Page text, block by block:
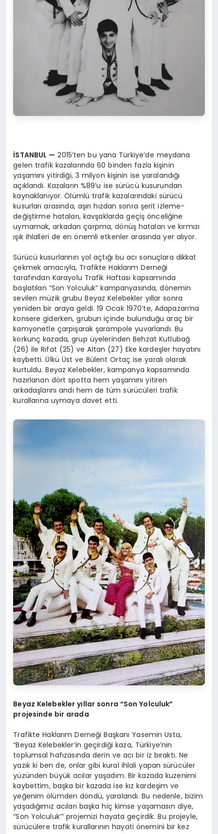
İSTANBUL — 2015’ten bu yana Türkiye’de meydana
gelen trafik kazalarında 60 binden fazla kişinin
yaşamını yitirdiği, 3 milyon kişinin ise yaralandığı
açıklandı. Kazaların %89’u ise sürücü kusurundan
kaynaklanıyor. Ölümlü trafik kazalarındaki sürücü
kusurları arasında, aşırı hızdan sonra şerit izleme-
değiştirme hataları, kavşaklarda geçiş önceliğine
uymamak, arkadan çarpma, dönüş hataları ve kırmızı
ışık ihlalleri de en önemli etkenler arasında yer alıyor.
Sürücü kusurlarının yol açtığı bu acı sonuçlara dikkat
çekmek amacıyla, Trafikte Haklarım Derneği
tarafından Karayolu Trafik Haftası kapsamında
başlatılan “Son Yolculuk” kampanyasında, dönemin
sevilen müzik grubu Beyaz Kelebekler yıllar sonra
yeniden bir araya geldi. 19 Ocak 1970’te, Adapazarı’na
konsere giderken, grubun içinde bulunduğu araç bir
kamyonetle çarpışarak şarampole yuvarlandı. Bu
korkunç kazada, grup üyelerinden Behzat Kutlubağ
(26) ile Rıfat (25) ve Altan (27) Eke kardeşler hayatını
kaybetti. Ülkü Üst ve Bülent Ortaç ise yaralı olarak
kurtuldu. Beyaz Kelebekler, kampanya kapsamında
hazırlanan dört spotta hem yaşamını yitiren
arkadaşlarını andı hem de tüm sürücüleri trafik
kurallarına uymaya davet etti.
Beyaz Kelebekler yıllar sonra “Son Yolculuk”
projesinde bir arada
Trafikte Haklarım Derneği Başkanı Yasemin Usta,
“Beyaz Kelebekler’in geçirdiği kaza, Türkiye’nin
toplumsal hafızasında derin ve acı bir iz bıraktı. Ne
yazık ki ben de, onlar gibi kural ihlali yapan sürücüler
yüzünden büyük acılar yaşadım. Bir kazada kuzenimi
kaybettim, başka bir kazada ise kız kardeşim ve
yeğenim ölümden döndü, yaralandı. Bu nedenle, bizim
yaşadığımız acıları başka hiç kimse yaşamasın diye,
“Son Yolculuk’” projemizi hayata geçirdik. Bu projeyle,
sürücülere trafik kurallarının hayati önemini bir kez